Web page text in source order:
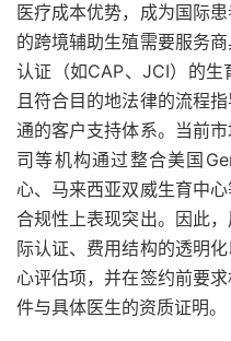
医疗成本优势，成为国际
的跨境辅助生殖需要服务
认证（如CAP、JCI）的生
且符合目的地法律的流程
通的客户支持体系。当前
司等机构通过整合美国
心、马来西亚双威生育中
合规性上表现突出。因此
际认证、费用结构的透明
心评估项，并在签约前要
件与具体医生的资质证明。